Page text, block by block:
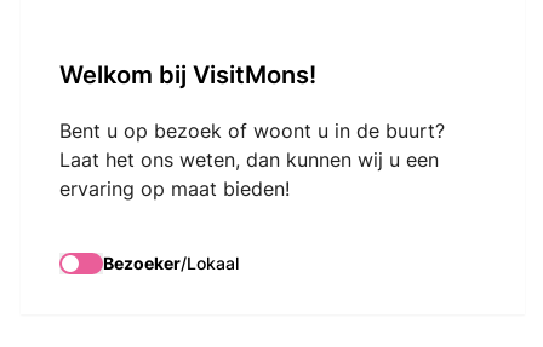
Welkom bij VisitMons!
Bent u op bezoek of woont u in de buurt?
Laat het ons weten, dan kunnen wij u een
ervaring op maat bieden!
Bezoeker/Lokaal
Ecco La Luna -
Tandem Rallye